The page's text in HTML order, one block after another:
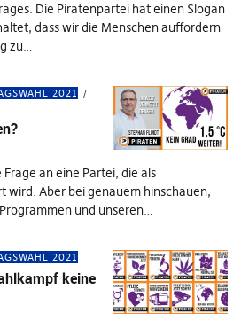
Die Piratenpartei hat einen Slogan
dass wir die Menschen auffordern
zu…
2021
an eine Partei, die als
wird. Aber bei genauem hinschauen,
und unseren…
2021
keine